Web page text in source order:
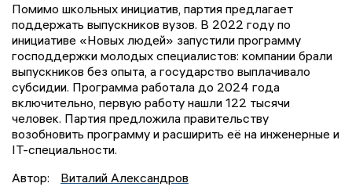
Помимо школьных инициатив, партия предлагает
поддержать выпускников вузов. В 2022 году по
инициативе «Новых людей» запустили программу
господдержки молодых специалистов: компании брали
выпускников без опыта, а государство выплачивало
субсидии. Программа работала до 2024 года
включительно, первую работу нашли 122 тысячи
человек. Партия предложила правительству
возобновить программу и расширить её на инженерные и
IT-специальности.
Автор:
Виталий Александров